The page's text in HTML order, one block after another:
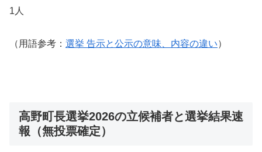
1人
（用語参考： 選挙 告示と公示の意味、内容の違い）
高野町長選挙2026の立候補者と選挙結果速
報（無投票確定）